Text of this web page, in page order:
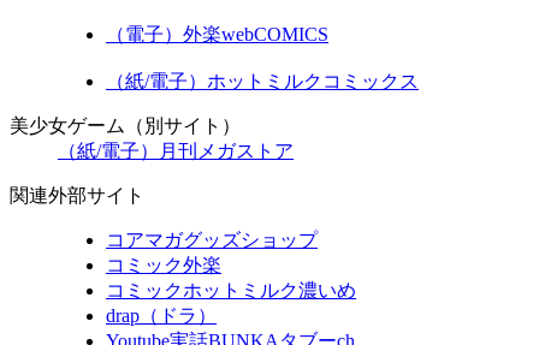
（電子）外楽webCOMICS
（紙/電子）ホットミルクコミックス
美少女ゲーム（別サイト）
（紙/電子）月刊メガストア
関連外部サイト
コアマガグッズショップ
コミック外楽
コミックホットミルク濃いめ
drap（ドラ）